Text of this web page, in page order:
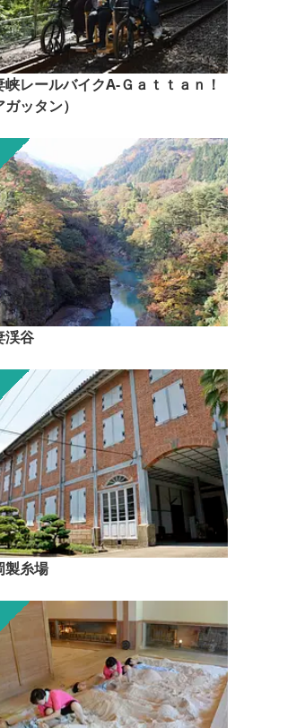
峡レールバイクA-Ｇａｔｔａｎ！
ガッタン）
渓谷
製糸場